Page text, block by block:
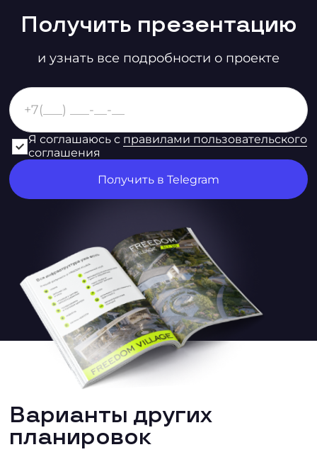
Получить презентацию
и узнать все подробности о проекте
Я соглашаюсь с правилами пользовательского
соглашения
Варианты других
планировок